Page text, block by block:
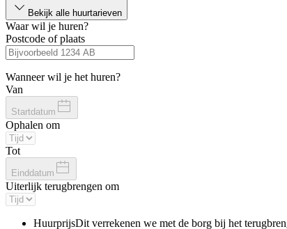
Bekijk alle huurtarieven
Waar wil je huren?
Postcode of plaats
Wanneer wil je het huren?
Van
Startdatum
Ophalen om
Tot
Einddatum
Uiterlijk terugbrengen om
HuurprijsDit verrekenen we met de borg bij het